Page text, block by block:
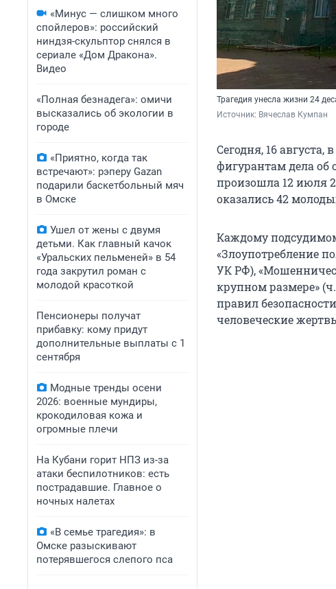
«Минус — слишком много
спойлеров»: российский
ниндзя-скульптор снялся в
сериале «Дом Дракона».
Видео
«Полная безнадега»: омичи
высказались об экологии в
городе
«Приятно, когда так
встречают»: рэперу Gazan
подарили баскетбольный мяч
в Омске
Ушел от жены с двумя
детьми. Как главный качок
«Уральских пельменей» в 54
года закрутил роман с
молодой красоткой
Пенсионеры получат
прибавку: кому придут
дополнительные выплаты с 1
сентября
Модные тренды осени
2026: военные мундиры,
крокодиловая кожа и
огромные плечи
На Кубани горит НПЗ из-за
атаки беспилотников: есть
пострадавшие. Главное о
ночных налетах
«В семье трагедия»: в
Омске разыскивают
потерявшегося слепого пса
Трагедия унесла жизни 24
Источник: Вячеслав Кумпан
Сегодня, 16
фигурантам дела об
произошла 12 июля
оказались 42
Каждому
«Злоупотребление
УК РФ),
крупном размере»
правил
человеческие